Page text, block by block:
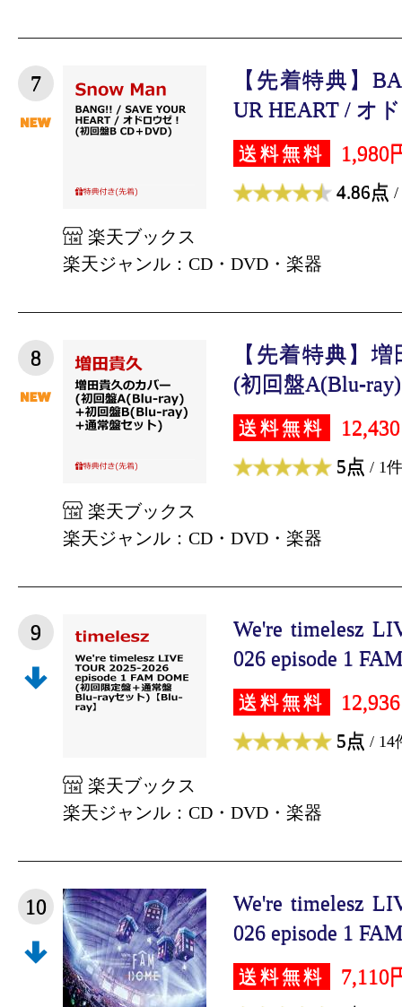
7
【先着特典】
UR HEART / オ
送料無料 1,980
4.86点 /
楽天ブックス
楽天ジャンル：CD・DVD・楽器
8
【先着特典】
(初回盤A(Blu-
送料無料
5点 / 1件
楽天ブックス
楽天ジャンル：CD・DVD・楽器
9
We're timelesz
026 episode 1
送料無料
5点 / 14
楽天ブックス
楽天ジャンル：CD・DVD・楽器
10
We're timelesz
026 episode 1
送料無料 7,110